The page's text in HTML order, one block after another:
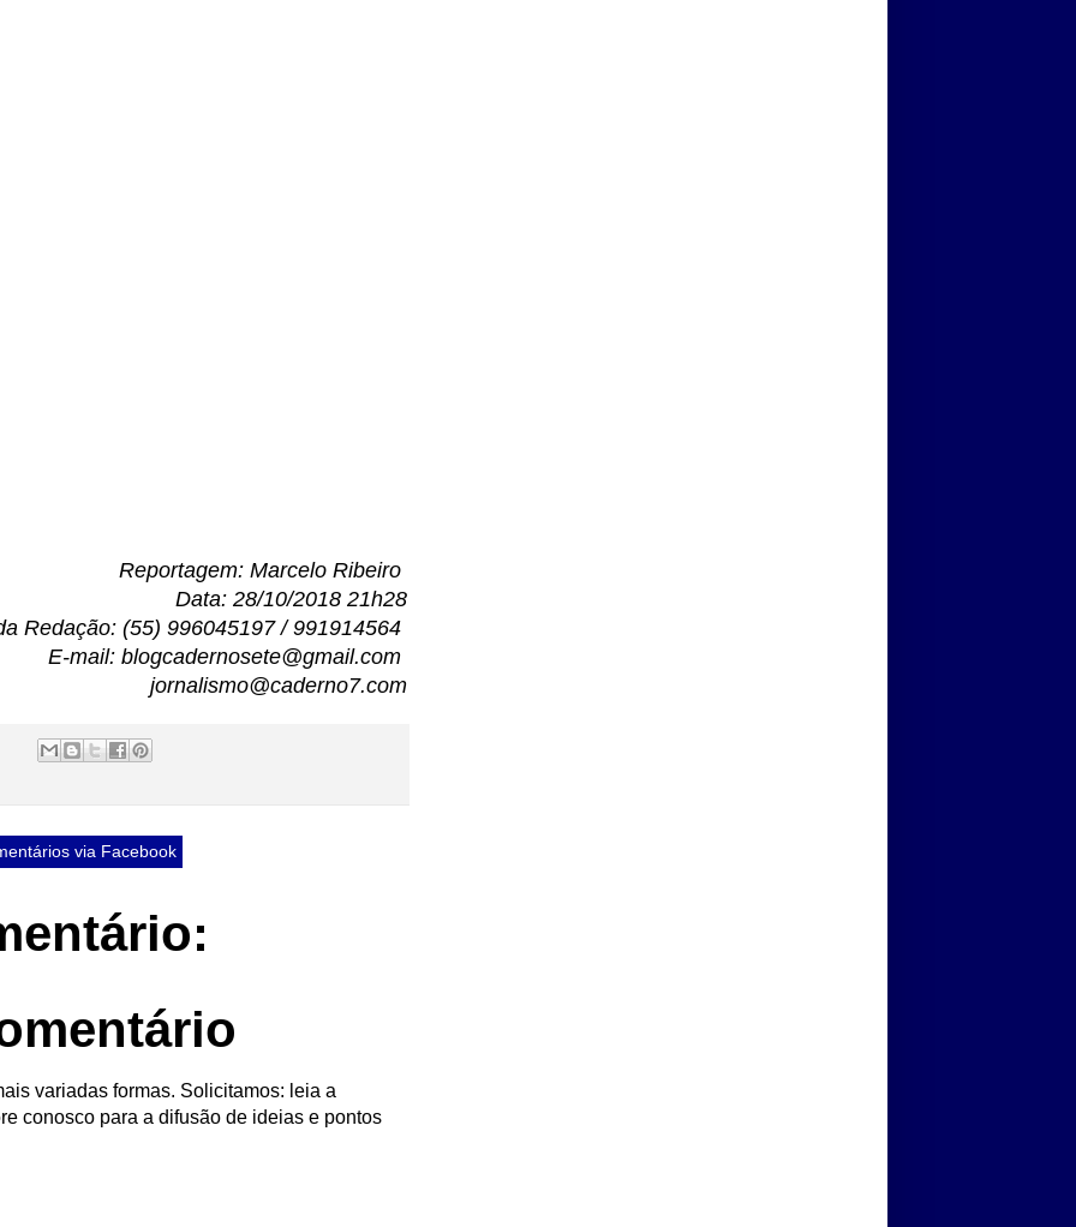
Reportagem: Marcelo Ribeiro
Data: 28/10/2018 21h28
Redação: (55) 996045197 / 991914564
E-mail: blogcadernosete@gmail.com
jornalismo@caderno7.com
via Facebook
variadas formas. Solicitamos: leia a
conosco para a difusão de ideias e pontos